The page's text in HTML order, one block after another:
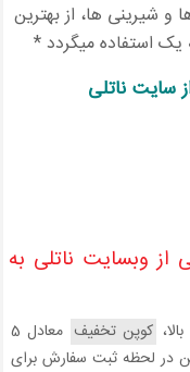
و شیرینی ها، از بهترین
یک استفاده میگردد *
سایت ناتلی
از وبسایت ناتلی به
کوپن تخفیف
معادل 5
در لحظه ثبت سفارش برای